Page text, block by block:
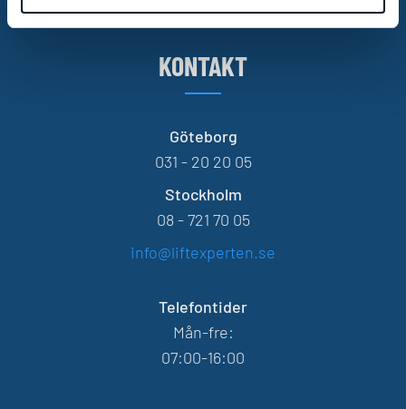
KONTAKT
Göteborg
031 - 20 20 05
Stockholm
08 - 721 70 05
info@liftexperten.se
Telefontider
Mån-fre:
07:00-16:00